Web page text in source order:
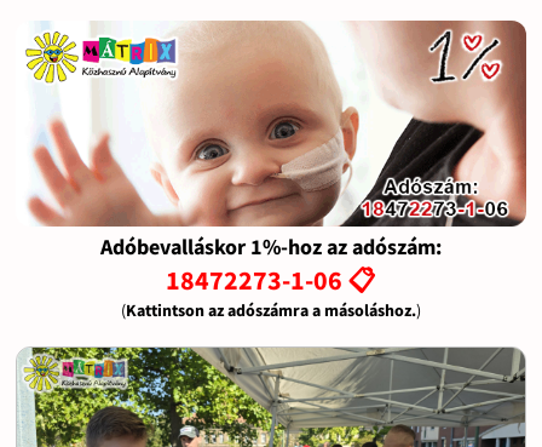
Adóbevalláskor 1%-hoz az adószám:
18472273-1-06 📋
(Kattintson az adószámra a másoláshoz.)